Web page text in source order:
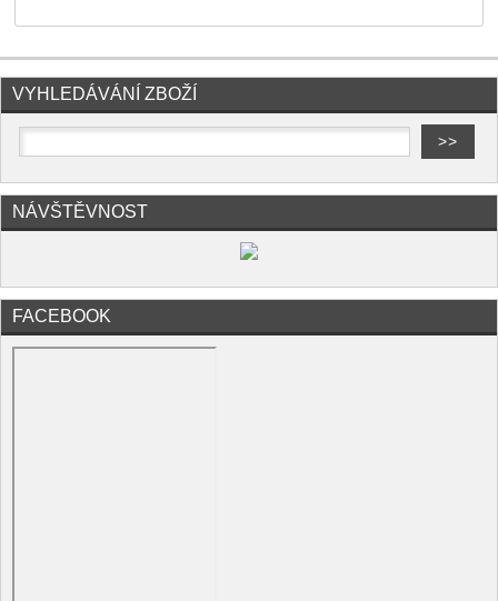
VYHLEDÁVÁNÍ ZBOŽÍ
NÁVŠTĚVNOST
FACEBOOK